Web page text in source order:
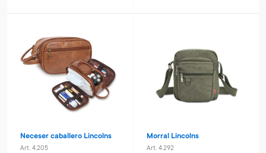
Neceser caballero Lincolns
Art. 4.205
Morral Lincolns
Art. 4.292